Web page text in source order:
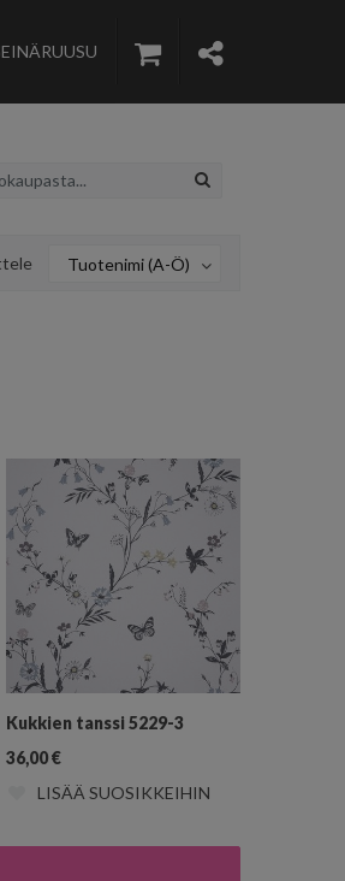
Tuotenimi (A-Ö)
Kukkien tanssi 5229-3
36,00€
LISÄÄ SUOSIKKEIHIN